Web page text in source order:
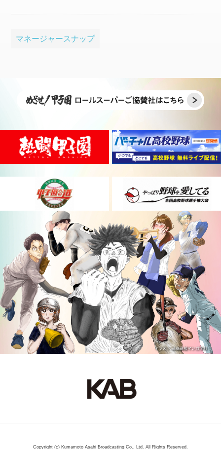
マネージャースナップ
Copyright (c) Kumamoto Asahi Broadcasting Co., Ltd. All Rights Reserved.